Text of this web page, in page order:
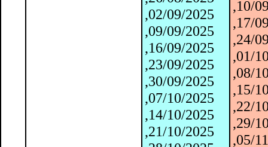
,02/09/2025
,09/09/2025
,16/09/2025
,23/09/2025
,30/09/2025
,07/10/2025
,14/10/2025
,21/10/2025
,10/
,17/
,24/
,01/
,08/
,15/
,22/
,29/
,05/